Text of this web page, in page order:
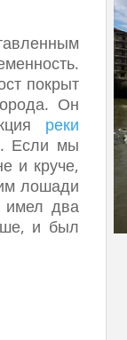
покрыт
Он
реки
Если мы
и круче,
лошади
имел два
и был